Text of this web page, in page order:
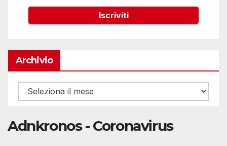
Archivio
Archivio
Adnkronos - Coronavirus